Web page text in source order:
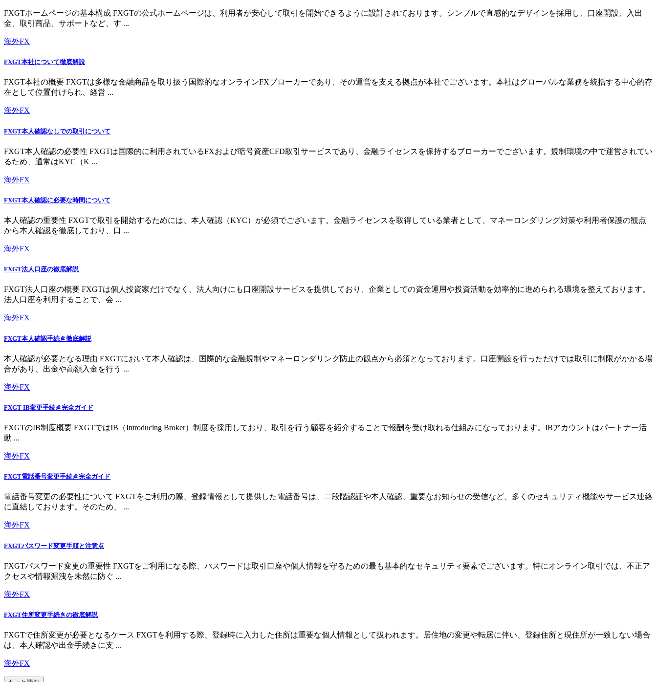
FXGTホームページの基本構成 FXGTの公式ホームページは、利用者が安心して取引を開始できるように設計されております。シンプルで直感的なデザインを採用し、口座開設、入出
金、取引商品、サポートなど、す ...
海外FX
FXGT本社について徹底解説
FXGT本社の概要 FXGTは多様な金融商品を取り扱う国際的なオンラインFXブローカーであり、その運営を支える拠点が本社でございます。本社はグローバルな業務を統括する中心的存
在として位置付けられ、経営 ...
海外FX
FXGT本人確認なしでの取引について
FXGT本人確認の必要性 FXGTは国際的に利用されているFXおよび暗号資産CFD取引サービスであり、金融ライセンスを保持するブローカーでございます。規制環境の中で運営されてい
るため、通常はKYC（K ...
海外FX
FXGT本人確認に必要な時間について
本人確認の重要性 FXGTで取引を開始するためには、本人確認（KYC）が必須でございます。金融ライセンスを取得している業者として、マネーロンダリング対策や利用者保護の観点
から本人確認を徹底しており、口 ...
海外FX
FXGT法人口座の徹底解説
FXGT法人口座の概要 FXGTは個人投資家だけでなく、法人向けにも口座開設サービスを提供しており、企業としての資金運用や投資活動を効率的に進められる環境を整えております。
法人口座を利用することで、会 ...
海外FX
FXGT本人確認手続き徹底解説
本人確認が必要となる理由 FXGTにおいて本人確認は、国際的な金融規制やマネーロンダリング防止の観点から必須となっております。口座開設を行っただけでは取引に制限がかかる場
合があり、出金や高額入金を行う ...
海外FX
FXGT IB変更手続き完全ガイド
FXGTのIB制度概要 FXGTではIB（Introducing Broker）制度を採用しており、取引を行う顧客を紹介することで報酬を受け取れる仕組みになっております。IBアカウントはパートナー活
動 ...
海外FX
FXGT電話番号変更手続き完全ガイド
電話番号変更の必要性について FXGTをご利用の際、登録情報として提供した電話番号は、二段階認証や本人確認、重要なお知らせの受信など、多くのセキュリティ機能やサービス連絡
に直結しております。そのため、 ...
海外FX
FXGTパスワード変更手順と注意点
FXGTパスワード変更の重要性 FXGTをご利用になる際、パスワードは取引口座や個人情報を守るための最も基本的なセキュリティ要素でございます。特にオンライン取引では、不正ア
クセスや情報漏洩を未然に防ぐ ...
海外FX
FXGT住所変更手続きの徹底解説
FXGTで住所変更が必要となるケース FXGTを利用する際、登録時に入力した住所は重要な個人情報として扱われます。居住地の変更や転居に伴い、登録住所と現住所が一致しない場合
は、本人確認や出金手続きに支 ...
海外FX